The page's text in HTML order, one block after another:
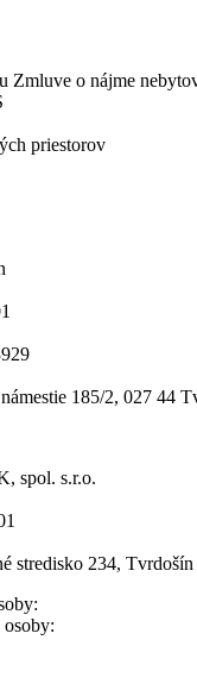
Zmluve o nájme
priestorov
185/2, 027 44
spol. s.r.o.
stredisko 234, Tvrdošín